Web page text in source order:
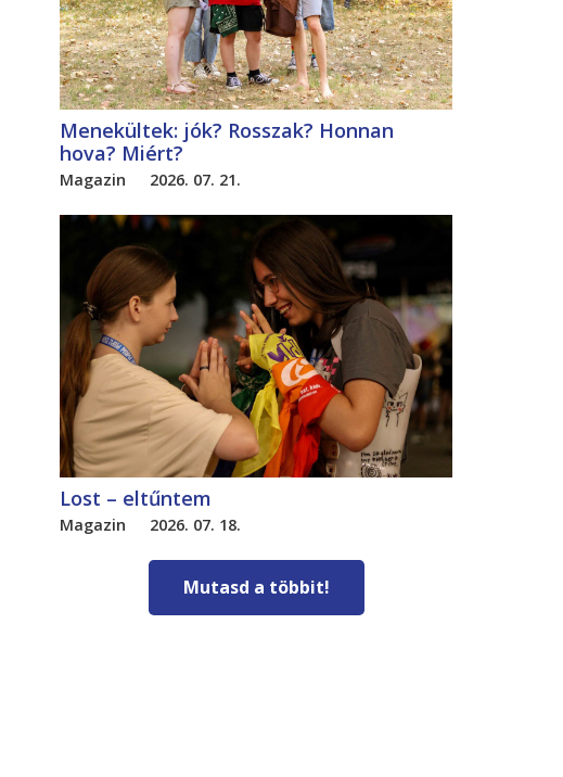
Menekültek: jók? Rosszak? Honnan
hova? Miért?
Magazin 2026. 07. 21.
Lost – eltűntem
Magazin 2026. 07. 18.
Mutasd a többit!